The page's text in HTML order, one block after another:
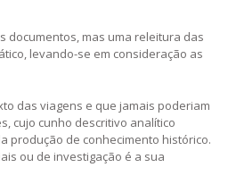
documentos, mas uma releitura das
levando-se em consideração as
das viagens e que jamais poderiam
cujo cunho descritivo analítico
produção de conhecimento histórico.
ou de investigação é a sua